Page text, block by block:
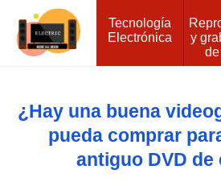
Tecnología
Electrónica
y
¿Hay una buena
pueda comprar
antiguo DVD de